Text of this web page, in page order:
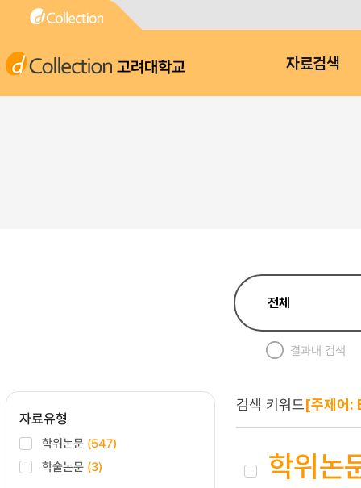
고려대학교 자료검색
결과내 검색
자료유형
학위논문 (547)
학술논문 (3)
검색 키워드[주제어
학위논